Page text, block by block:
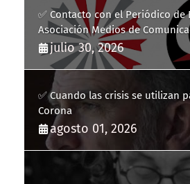
✅ Contacto con el Periódico de
Asociación Medios de
julio 30, 2026
✅ Cuando las crisis se utilizan
Corona
agosto 01, 2026